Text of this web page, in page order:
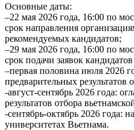
Основные даты:
–22 мая 2026 года, 16:00 по
срок направления
рекомендуемых кандидатов;
–29 мая 2026 года, 16:00 по
срок подачи заявок
–первая половина июля 2026
предварительных результатов
-август-сентябрь 2026 года:
результатов отбора
-сентябрь-октябрь 2026 года:
университетах Вьетнама.